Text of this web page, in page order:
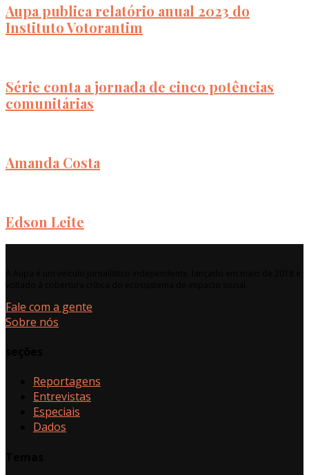
Aupa publica relatório anual 2023 do
Instituto Votorantim
Série conta a jornada de cinco potências
comunitárias
Amanda Costa
Edson Leite
Fale com a gente
Sobre nós
Reportagens
Entrevistas
Especiais
Dados